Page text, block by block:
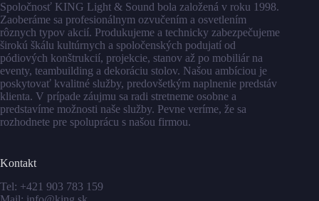
Spoločnosť KING Light & Sound bola založená v roku 1998.
Zaoberáme sa profesionálnym ozvučením a osvetlením
rôznych typov akcií. Produkujeme a technicky zabezpečujeme
širokú škálu kultúrnych a spoločenských podujatí od
pódiových konštrukcií, projekcie, stanov až po mobiliár na
eventy, teambuilding a dekoráciu stolov. Našou ambíciou je
poskytovať kvalitné služby, predovšetkým naplnenie predstáv
klienta. V prípade záujmu sa radi stretneme osobne a
predstavíme možnosti naše služby. Pevne veríme, že sa
rozhodnete pre spoluprácu s našou firmou.
Kontakt
Tel: +421 903 783 159